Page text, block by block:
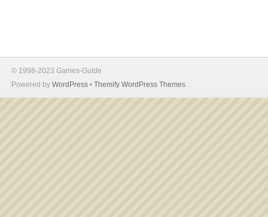
© 1998-2023 Games-Guide
Powered by WordPress • Themify WordPress Themes